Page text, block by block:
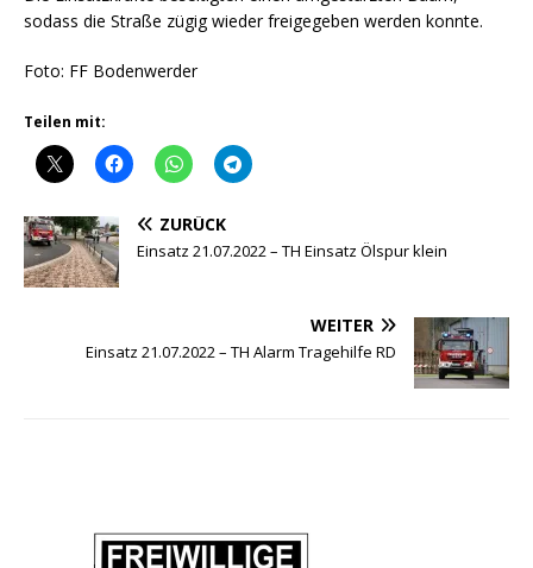
sodass die Straße zügig wieder freigegeben werden konnte.
Foto: FF Bodenwerder
Teilen mit:
ZURÜCK
Einsatz 21.07.2022 – TH Einsatz Ölspur klein
WEITER
Einsatz 21.07.2022 – TH Alarm Tragehilfe RD